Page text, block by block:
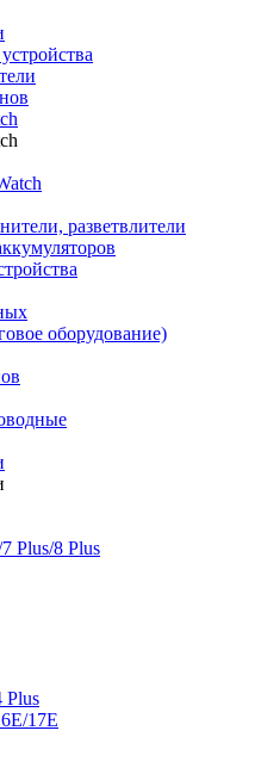
разветвлители
оборудование)
Plus/8 Plus
Plus
17E